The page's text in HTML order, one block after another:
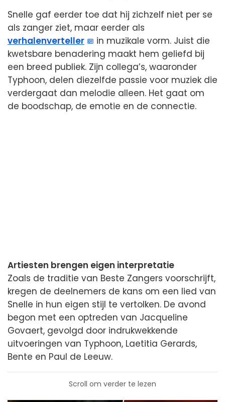
Snelle gaf eerder toe dat hij zichzelf niet per se
als zanger ziet, maar eerder als
verhalenverteller
in muzikale vorm. Juist die
kwetsbare benadering maakt hem geliefd bij
een breed publiek. Zijn collega’s, waaronder
Typhoon, delen diezelfde passie voor muziek die
verdergaat dan melodie alleen. Het gaat om
de boodschap, de emotie en de connectie.
Artiesten brengen eigen interpretatie
Zoals de traditie van Beste Zangers voorschrijft,
kregen de deelnemers de kans om een lied van
Snelle in hun eigen stijl te vertolken. De avond
begon met een optreden van Jacqueline
Govaert, gevolgd door indrukwekkende
uitvoeringen van Typhoon, Laetitia Gerards,
Bente en Paul de Leeuw.
Scroll om verder te lezen